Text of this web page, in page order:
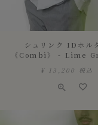
シュリンク IDホル
《Combi》 - Lime
¥ 13,200 税込